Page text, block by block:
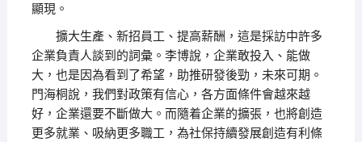
顯現。
擴大生產、新招員工、提高薪酬，這是採訪中許多
企業負責人談到的詞彙。李博說，企業敢投入、能做
大，也是因為看到了希望，助推研發後勁，未來可期。
門海桐說，我們對政策有信心，各方面條件會越來越
好，企業還要不斷做大。而隨着企業的擴張，也將創造
更多就業、吸納更多職工，為社保持續發展創造有利條